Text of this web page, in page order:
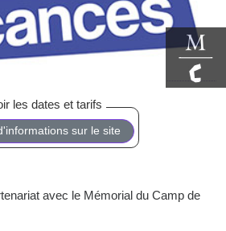
sur le site
avec le Mémorial du Camp de